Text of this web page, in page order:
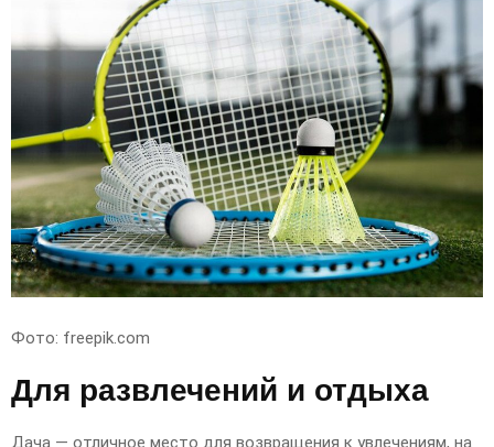
Фото: freepik.com
Для развлечений и отдыха
Дача — отличное место для возвращения к увлечениям, на